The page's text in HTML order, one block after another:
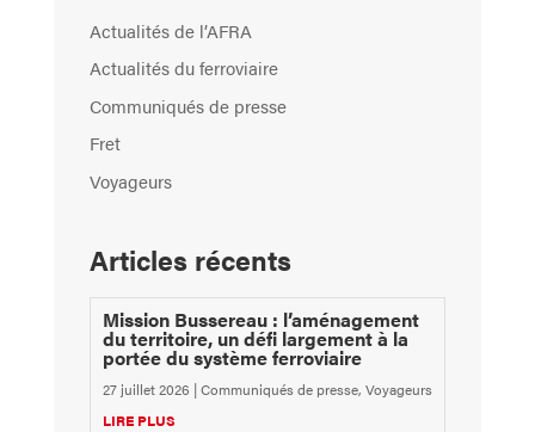
Actualités de l’AFRA
Actualités du ferroviaire
Communiqués de presse
Fret
Voyageurs
Articles récents
Mission Bussereau : l’aménagement
du territoire, un défi largement à la
portée du système ferroviaire
27 juillet 2026 |Communiqués de presse, Voyageurs
LIRE PLUS